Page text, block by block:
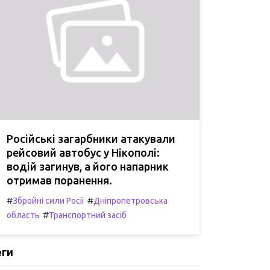
Російські загарбники атакували
рейсовий автобус у Нікополі:
водій загинув, а його напарник
отримав поранення.
#Збройні сили Росії #Дніпропетровська
область #Транспортний засіб